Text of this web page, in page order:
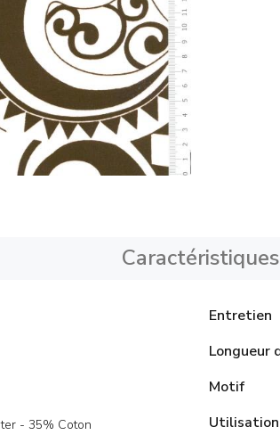
Caractéristiques
- 35% Coton
Entretien
Longueur
Motif
Utilisation